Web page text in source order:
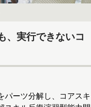
、実行できないコ
ーツ分解し、コアスキ